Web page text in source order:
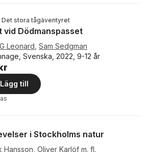
Det stora tågäventyret
vid Dödmanspasset
Leonard Sam Sedgman
Svenska, 2022, 9-12 år
Lägg till
i Stockholms natur
Hansson Oliver Karlöf m. fl.